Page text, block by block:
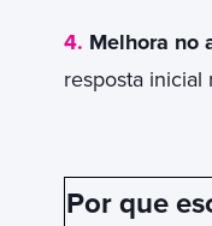
4. Melhora no
resposta inicial
Por que